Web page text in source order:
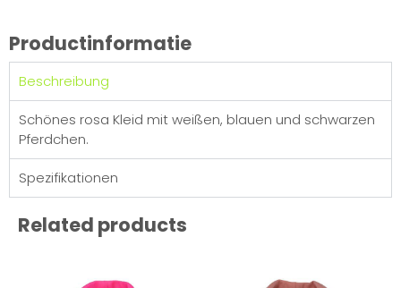
Productinformatie
Beschreibung
Schönes rosa Kleid mit weißen, blauen und schwarzen
Pferdchen.
Spezifikationen
Related products